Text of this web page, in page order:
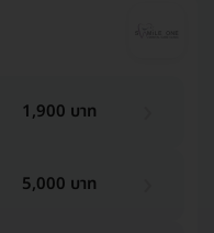
1,900 บาท
5,000 บาท